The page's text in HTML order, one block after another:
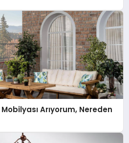
Arıyorum, Nereden